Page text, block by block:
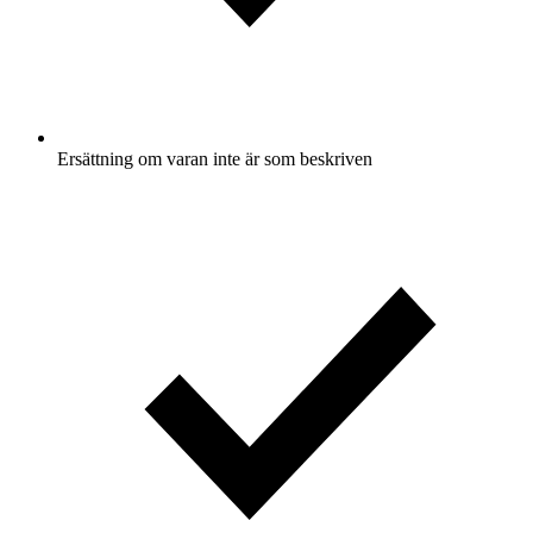
Ersättning om varan inte är som beskriven